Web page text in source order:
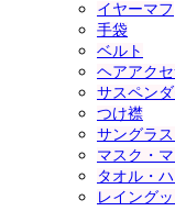
イヤーマフ
手袋
ベルト
ヘアアク
サスペン
つけ襟
サングラ
マスク・
タオル・
レイング